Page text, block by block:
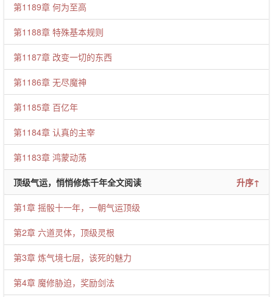
第1189章 何为至高
第1188章 特殊基本规则
第1187章 改变一切的东西
第1186章 无尽魔神
第1185章 百亿年
第1184章 认真的主宰
第1183章 鸿蒙动荡
顶级气运，悄悄修炼千年全文阅读 升序↑
第1章 摇骰十一年，一朝气运顶级
第2章 六道灵体，顶级灵根
第3章 炼气境七层，该死的魅力
第4章 魔修胁迫，奖励剑法